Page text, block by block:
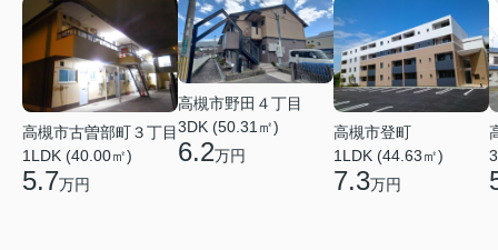
高槻市古曽部町３丁目
1LDK (40.00㎡)
5.7万円
高槻市野田４丁目
3DK (50.31㎡)
6.2万円
高槻市登町
1LDK (44.63㎡)
7.3万円